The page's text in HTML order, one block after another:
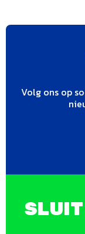
Volg ons op